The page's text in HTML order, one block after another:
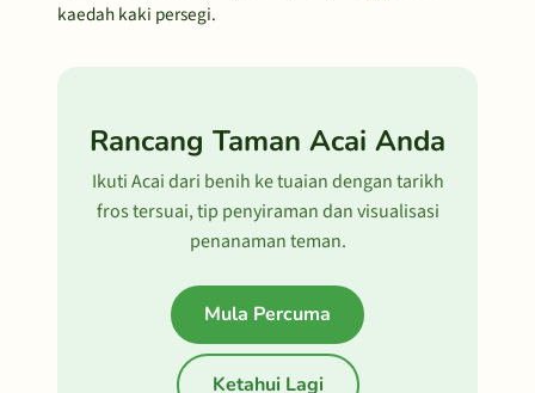
kaedah kaki persegi.
Rancang Taman Acai Anda
Ikuti Acai dari benih ke tuaian dengan tarikh
fros tersuai, tip penyiraman dan visualisasi
penanaman teman.
Mula Percuma
Ketahui Lagi